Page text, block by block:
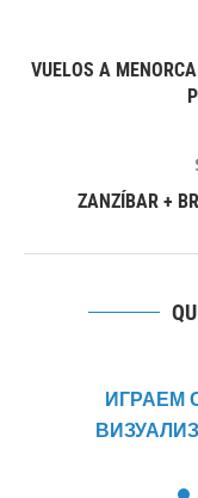
VUELOS A
ZANZÍBAR +
ИГРАЕМ